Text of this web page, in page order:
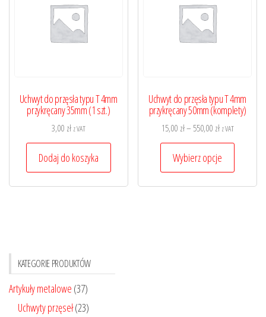
Uchwyt do przęsła typu T 4mm
przykręcany 35mm (1 szt.)
3,00 zł z VAT
Dodaj do koszyka
Uchwyt do przęsła typu T 4mm
przykręcany 50mm (komplety)
15,00 zł– 550,00 złZakres
cen:
od
15,00 zł
do
z VAT
Wybierz opcje
Ten
KATEGORIE PRODUKTÓW
Artykuły metalowe (37)
Uchwyty przęseł(23)